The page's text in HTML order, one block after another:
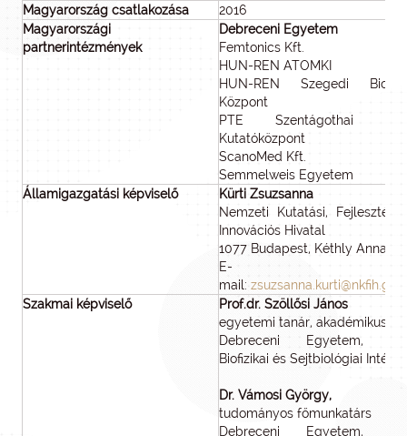
Magyarország csatlakozása
2016
Magyarországi
partnerintézmények
Debreceni Egyetem
Femtonics Kft.
HUN-REN ATOMKI
HUN-REN Szegedi
Központ
PTE Szentágothai
Kutatóközpont
ScanoMed Kft.
Semmelweis Egyetem
Államigazgatási képviselő
Kürti Zsuzsanna
Nemzeti Kutatási, Fejlesztési
Innovációs Hivatal
1077 Budapest, Kéthly Anna tér
E-
mail:
Szakmai képviselő
Prof.dr. Szöllősi János
egyetemi tanár, akadémikus,
Debreceni Egyetem,
Biofizikai és Sejtbiológiai Intézet
Dr. Vámosi György,
tudományos főmunkatárs
Debreceni Egyetem,